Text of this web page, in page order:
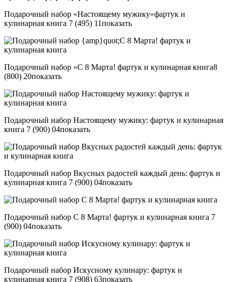
Подарочный набор «Настоящему мужику»фартук и
кулинарная книга 7 (495) 11показать
Подарочный набор «С 8 Марта! фартук и кулинарная книга8
(800) 20показать
Подарочный набор Настоящему мужику: фартук и кулинарная
книга 7 (900) 04показать
Подарочный набор Вкусных радостей каждый день: фартук и
кулинарная книга 7 (900) 04показать
Подарочный набор С 8 Марта! фартук и кулинарная книга 7
(900) 04показать
Подарочный набор Искусному кулинару: фартук и
кулинарная книга 7 (908) 63показать